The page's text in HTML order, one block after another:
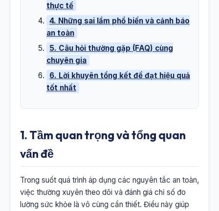
thực tế
4. Những sai lầm phổ biến và cảnh báo
an toàn
5. Câu hỏi thường gặp (FAQ) cùng
chuyên gia
6. Lời khuyên tổng kết để đạt hiệu quả
tốt nhất
1. Tầm quan trọng và tổng quan
vấn đề
Trong suốt quá trình áp dụng các nguyên tắc an toàn,
việc thường xuyên theo dõi và đánh giá chỉ số đo
lường sức khỏe là vô cùng cần thiết. Điều này giúp